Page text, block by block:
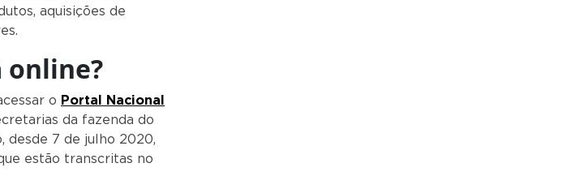
aquisições de
online?
o Portal Nacional
da fazenda do
desde 7 de julho 2020,
estão transcritas no